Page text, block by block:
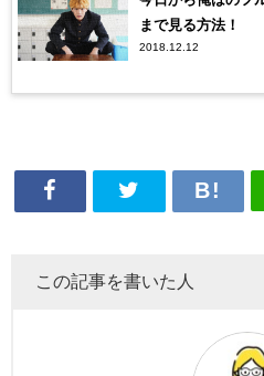
まで見る方法！
2018.12.12
この記事を書いた人